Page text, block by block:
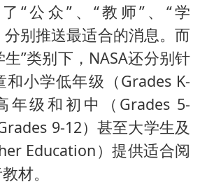
“公众”、“教师”、“学
分别推送最适合的消息。而
生”类别下，NASA还分别针
和小学低年级（Grades K-
年级和初中（Grades 5-
9-12）甚至大学生及
Education）提供适合阅
材。